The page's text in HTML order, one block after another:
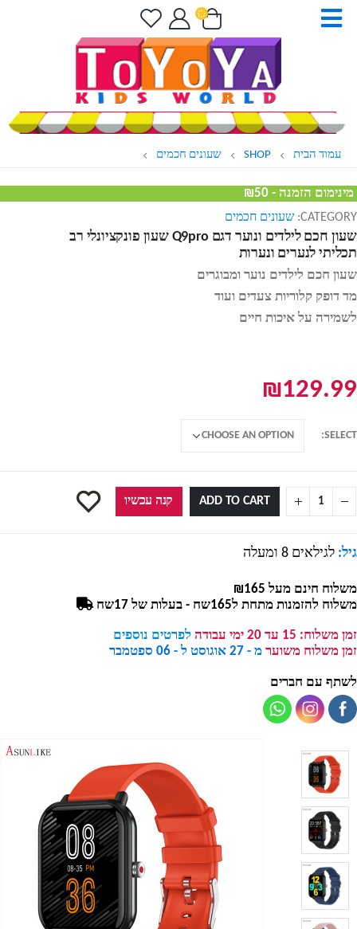
עמוד הבית SHOP שעונים חכמים
מינימום הזמנה - ₪50
CATEGORY: שעונים חכמים
שעון חכם לילדים ונוער דגם Q9pro שעון פונקציונלי רב
תכליתי לנערים ונערות
שעון חכם לילדים נוער ומבוגרים
מד דופק קלוריות צעדים ועוד
לשמירה על איכות חיים
₪129.99
SELECT
ADD TO CART קנה עכשיו
גיל: לגילאים 8 ומעלה
משלוח חינם מעל ₪165
משלוח להזמנות מתחת ל165שח - בעלות של 17שח
זמן משלוח:
לפרטים נוספים
זמן משלוח משוער מ - 27 אוגוסט ל - 06 ספטמבר
לשתף עם חברים